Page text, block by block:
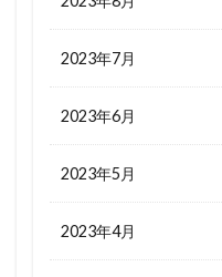
2023年7月
2023年6月
2023年5月
2023年4月